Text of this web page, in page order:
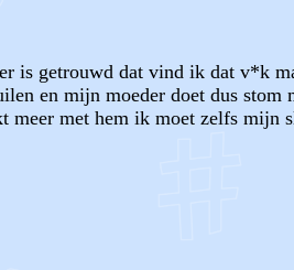
is getrouwd dat vind ik dat v*k
en mijn moeder doet dus
met hem ik moet zelfs mijn